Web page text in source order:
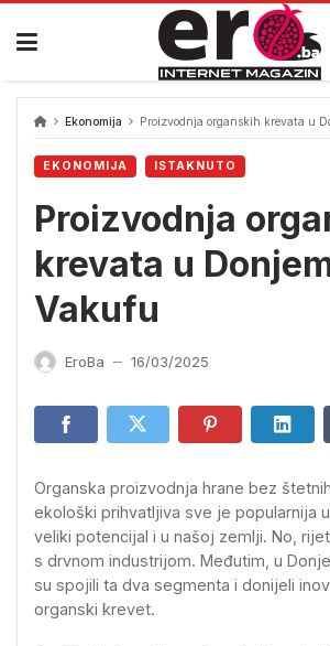
Skip
content
Ekonomija Proizvodnja organskih krevata u
EKONOMIJA ISTAKNUTO
Proizvodnja
krevata u
Vakufu
EroBa — 16/03/2025
Organska proizvodnja hrane bez
ekološki prihvatljiva sve je popularnija
veliki potencijal i u našoj zemlji. No,
s drvnom industrijom. Međutim, u
su spojili ta dva segmenta i donijeli
organski krevet.